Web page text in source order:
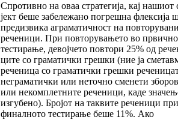
Спротивно на оваа стратегија, кај
јект беше за­беле­жано погрешна флексија
пре­дизвика агра­матич­ност на
ре­че­ници. При повтору­ва­њето во
тес­­тирање, девој­че­то пов­тори 25% од
ци­те со грама­тич­ки грешки (ние ја
реченица со гра­матички греш­ки
неграматич­ки или неточ­но сме­не­ти
или неком­плет­ните речени­ци, каде
из­гу­бено). Бро­јот на так­вите реченици при
финал­но­то тестирање беше 11%. Ако